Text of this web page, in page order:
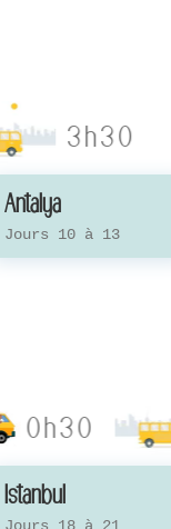
3h30
Antalya
Jours 10 à 13
0h30
Istanbul